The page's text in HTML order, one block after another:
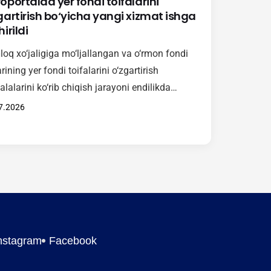
bo‘yicha yangi xizmat ishga
xo‘jaligiga mo‘ljallangan va o‘rmon fondi
yer fondi toifalarini o‘zgartirish
ko‘rib chiqish jarayoni endilikda
orqali amalga oshiriladi. Mazkur xizmat
Facebook